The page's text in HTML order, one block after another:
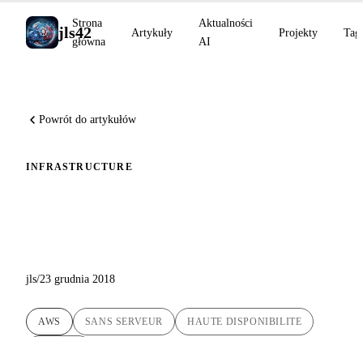
jls42
Strona
główna
Artykuły
Aktualności
AI
Projekty Tagi
Powrót do artykułów
INFRASTRUCTURE
jls/23 grudnia 2018
AWS SANS SERVEUR HAUTE DISPONIBILITE